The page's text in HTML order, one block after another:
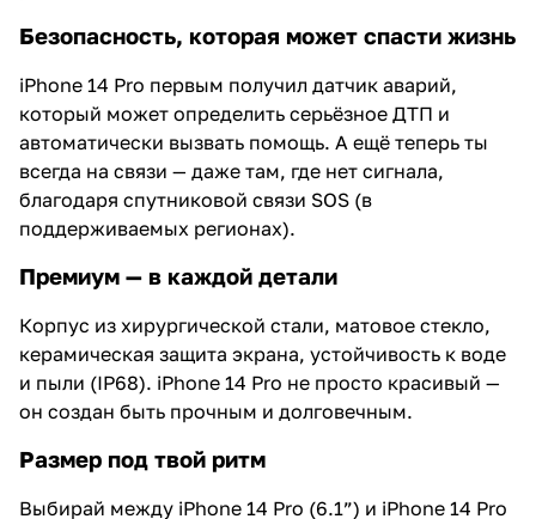
Безопасность, которая может спасти жизнь
iPhone 14 Pro первым получил датчик аварий,
который может определить серьёзное ДТП и
автоматически вызвать помощь. А ещё теперь ты
всегда на связи — даже там, где нет сигнала,
благодаря спутниковой связи SOS (в
поддерживаемых регионах).
Премиум — в каждой детали
Корпус из хирургической стали, матовое стекло,
керамическая защита экрана, устойчивость к воде
и пыли (IP68). iPhone 14 Pro не просто красивый —
он создан быть прочным и долговечным.
Размер под твой ритм
Выбирай между iPhone 14 Pro (6.1”) и iPhone 14 Pro